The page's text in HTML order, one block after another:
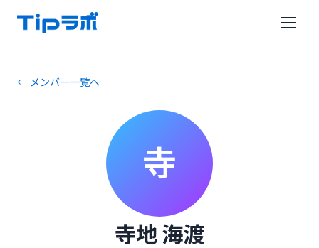
← メンバー一覧へ
寺
寺地 海渡